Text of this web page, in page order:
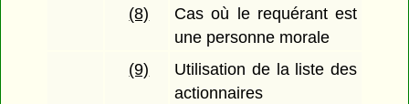
(8)
Cas où le requérant est
une personne morale
(9)
Utilisation de la liste des
actionnaires